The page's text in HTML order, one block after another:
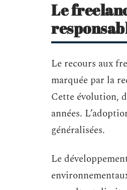
Le
Le recours aux
marquée par la
Cette évolution,
années.
généralisées.
Le